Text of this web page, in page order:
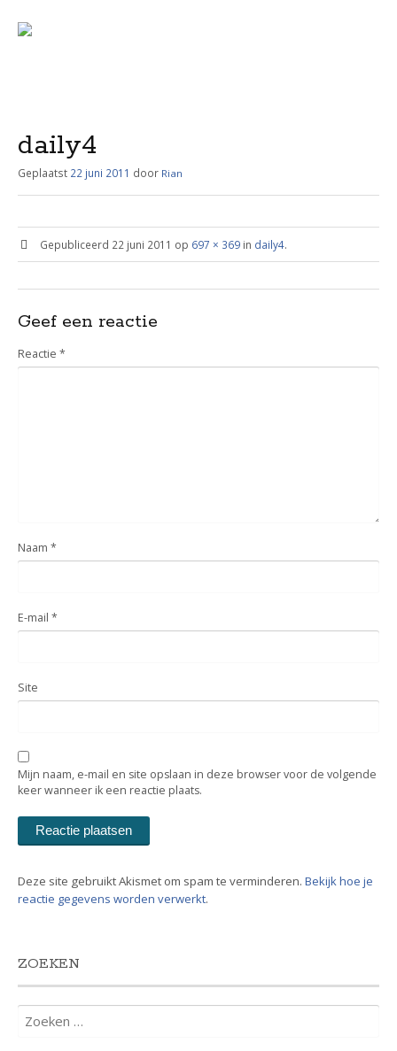
daily4
Geplaatst 22 juni 2011 door Rian
Gepubliceerd 22 juni 2011 op 697 × 369in daily4.
Geef een reactie
Reactie *
Naam *
E-mail *
Site
Mijn naam, e-mail en site opslaan in deze browser voor de volgende
keer wanneer ik een reactie plaats.
Deze site gebruikt Akismet om spam te verminderen. Bekijk hoe je
reactie gegevens worden verwerkt.
ZOEKEN
naar: